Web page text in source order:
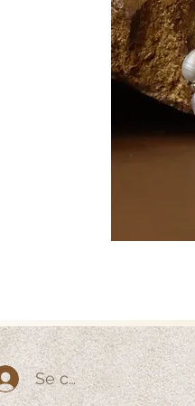
Se connecter